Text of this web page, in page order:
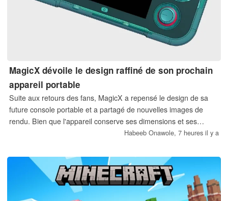
MagicX dévoile le design raffiné de son prochain
appareil portable
Suite aux retours des fans, MagicX a repensé le design de sa
future console portable et a partagé de nouvelles images de
rendu. Bien que l'appareil conserve ses dimensions et ses
caractéristiques techniques d'origine, certains émettent encore
Habeeb Onawole, 7 heures il y a